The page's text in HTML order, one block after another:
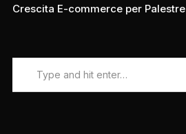
Crescita E-commerce per Palestre